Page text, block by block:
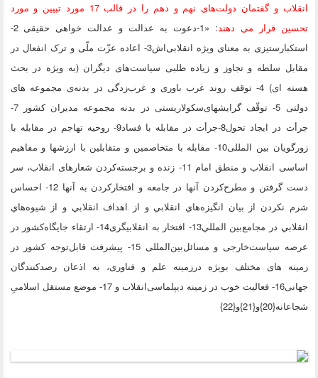
انقلاب و گفتمان دولت‌های نهم و دهم را در قالب 17 مورد تبیین و مورد
قرار می دهند
: «1-دعوت به عدالت و عدالت خواهی حقیقی 2-
استکبارستیزی به معنای ویژه انقلابی‌اش3- اعاده عزّت ملّی و ترک انفعال در
سلطه و تجاوز و زیاده طلبی سیاست‌های دیگران (به ویژه در بحث
هسته ای) 4- توقف روند غرب باوری و غرب‌زدگی در بدنه‌ی مجموعه های
دولتی 5- توقّف گرایشهای‌سکولاریستی در بدنه مجموعه مدیران کشور 7-
جرأت در ايجاد تحول8-جرأت در مقابله با فساد9- روحيه‌ تهاجم در مقابله‌ با
زورگويان بين المللى10- مقابله با متخاصمین و متقابلین با ارزشها و مفاهيم
اساسى انقلاب و منطق امام 11- زنده و برجسته‌کردن شعارهای انقلاب، سر
دست گرفتن و مطرح‌کردن آنها در جامعه و افتخارکردن به آنها 12- احساس
نکردن از بيان انگيزه‌هاي انقلابي و از اهداف انقلابي ‌و از شيوه‌هاي
انقلابي در مجامع‌بين المللي13- افتخار به انقلابيگرى14- ارتقاء جايگاه‌كشور در
عرصه سياست‌خارجى و مسائل‌بين‌‌المللى 15- پیشرفت قابل‌توجه کشور در
های مختلف بویژه درزمينه علم و فناورى، به اذعان رصدكنندگان
جهانى16- فعالیت خوب در زمینه ديپلماسى‌انقلاب و 17- موضع مستقل اسلامىِ